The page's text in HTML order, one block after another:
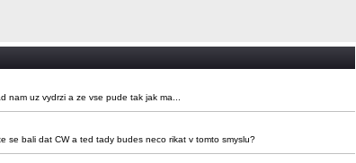
nam uz vydrzi a ze vse pude tak jak ma...
se bali dat CW a ted tady budes neco rikat v tomto smyslu?